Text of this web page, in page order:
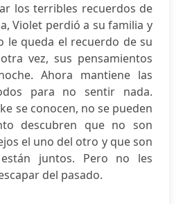
los terribles recuerdos de
Violet perdió a su familia y
le queda el recuerdo de su
vez, sus pensamientos
Ahora mantiene las
para no sentir nada.
se conocen, no se pueden
descubren que no son
el uno del otro y que son
juntos. Pero no les
del pasado.